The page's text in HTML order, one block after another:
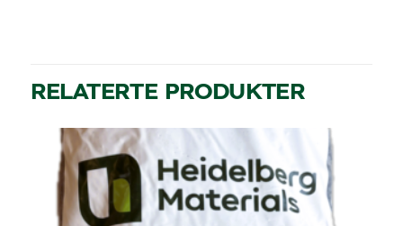
RELATERTE PRODUKTER